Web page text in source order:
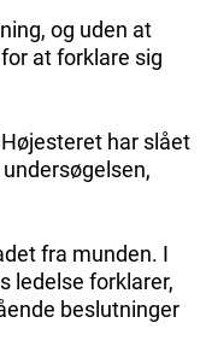
og uden at
at forklare sig
har slået
fra munden. I
ledelse forklarer,
beslutninger